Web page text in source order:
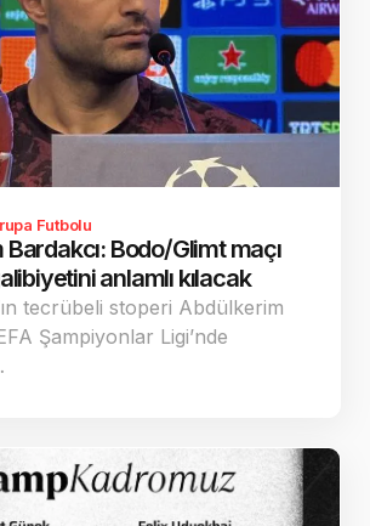
Futbolu
Bodo/Glimt maçı
anlamlı kılacak
tecrübeli stoperi Abdülkerim
Şampiyonlar Ligi’nde